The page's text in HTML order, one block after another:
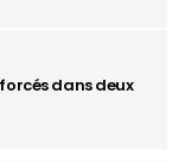
dans deux